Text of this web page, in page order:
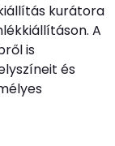
kurátora
A
is
és